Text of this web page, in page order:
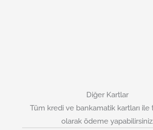
Diğer Kartlar
Tüm kredi ve bankamatik kartları ile
olarak ödeme yapabilirsiniz.